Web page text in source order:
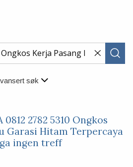
søk
2782 5310 Ongkos
Garasi Hitam Terpercaya
ingen treff